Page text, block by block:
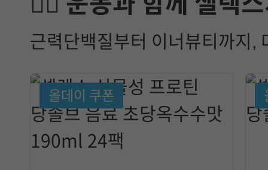
근력단백질부터 이너뷰티까지,
올데이 쿠폰